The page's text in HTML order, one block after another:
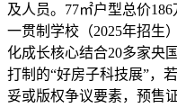
及人员。77㎡户型总价
一贯制学校（2025年招生
化成长核心结合20多家央
打制的“好房子科技展”，
妥或版权争议要素，预售